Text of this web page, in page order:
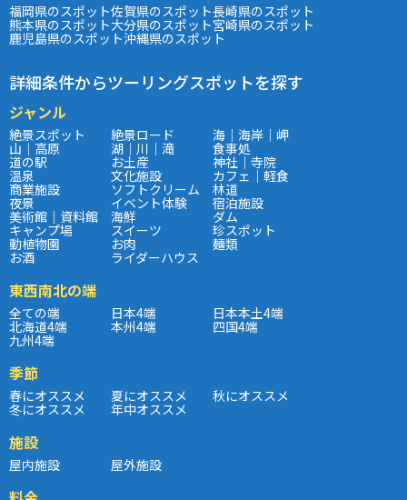
福岡県のスポット佐賀県のスポット長崎県のスポット
熊本県のスポット大分県のスポット宮崎県のスポット
鹿児島県のスポット沖縄県のスポット
詳細条件からツーリングスポットを探す
ジャンル
絶景スポット 絶景ロード 海｜海岸｜岬
山｜高原 湖｜川｜滝 食事処
道の駅 お土産 神社｜寺院
温泉 文化施設 カフェ｜軽食
商業施設 ソフトクリーム 林道
夜景 イベント体験 宿泊施設
美術館｜資料館 海鮮 ダム
キャンプ場 スイーツ 珍スポット
動植物園 お肉 麺類
お酒 ライダーハウス
東西南北の端
全ての端 日本4端 日本本土4端
北海道4端 本州4端 四国4端
九州4端
季節
春にオススメ 夏にオススメ 秋にオススメ
冬にオススメ 年中オススメ
施設
屋内施設 屋外施設